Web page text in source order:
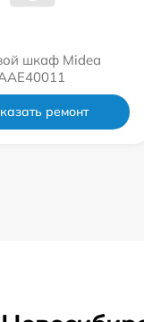
шкаф Midea
ремонт